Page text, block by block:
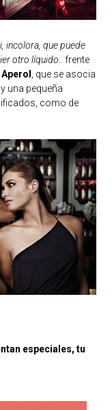
incolora, que puede
otro líquido.
. frente
, que se asocia
una pequeña
como de
especiales, tu